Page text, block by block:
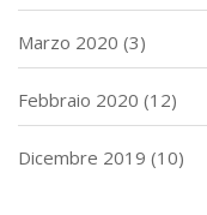
Marzo 2020 (3)
Febbraio 2020 (12)
Dicembre 2019 (10)